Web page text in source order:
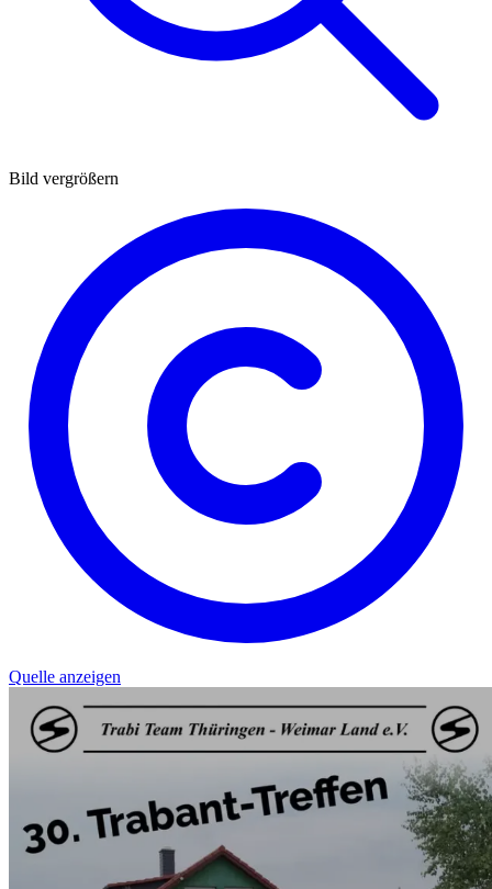
Bild vergrößern
Quelle anzeigen